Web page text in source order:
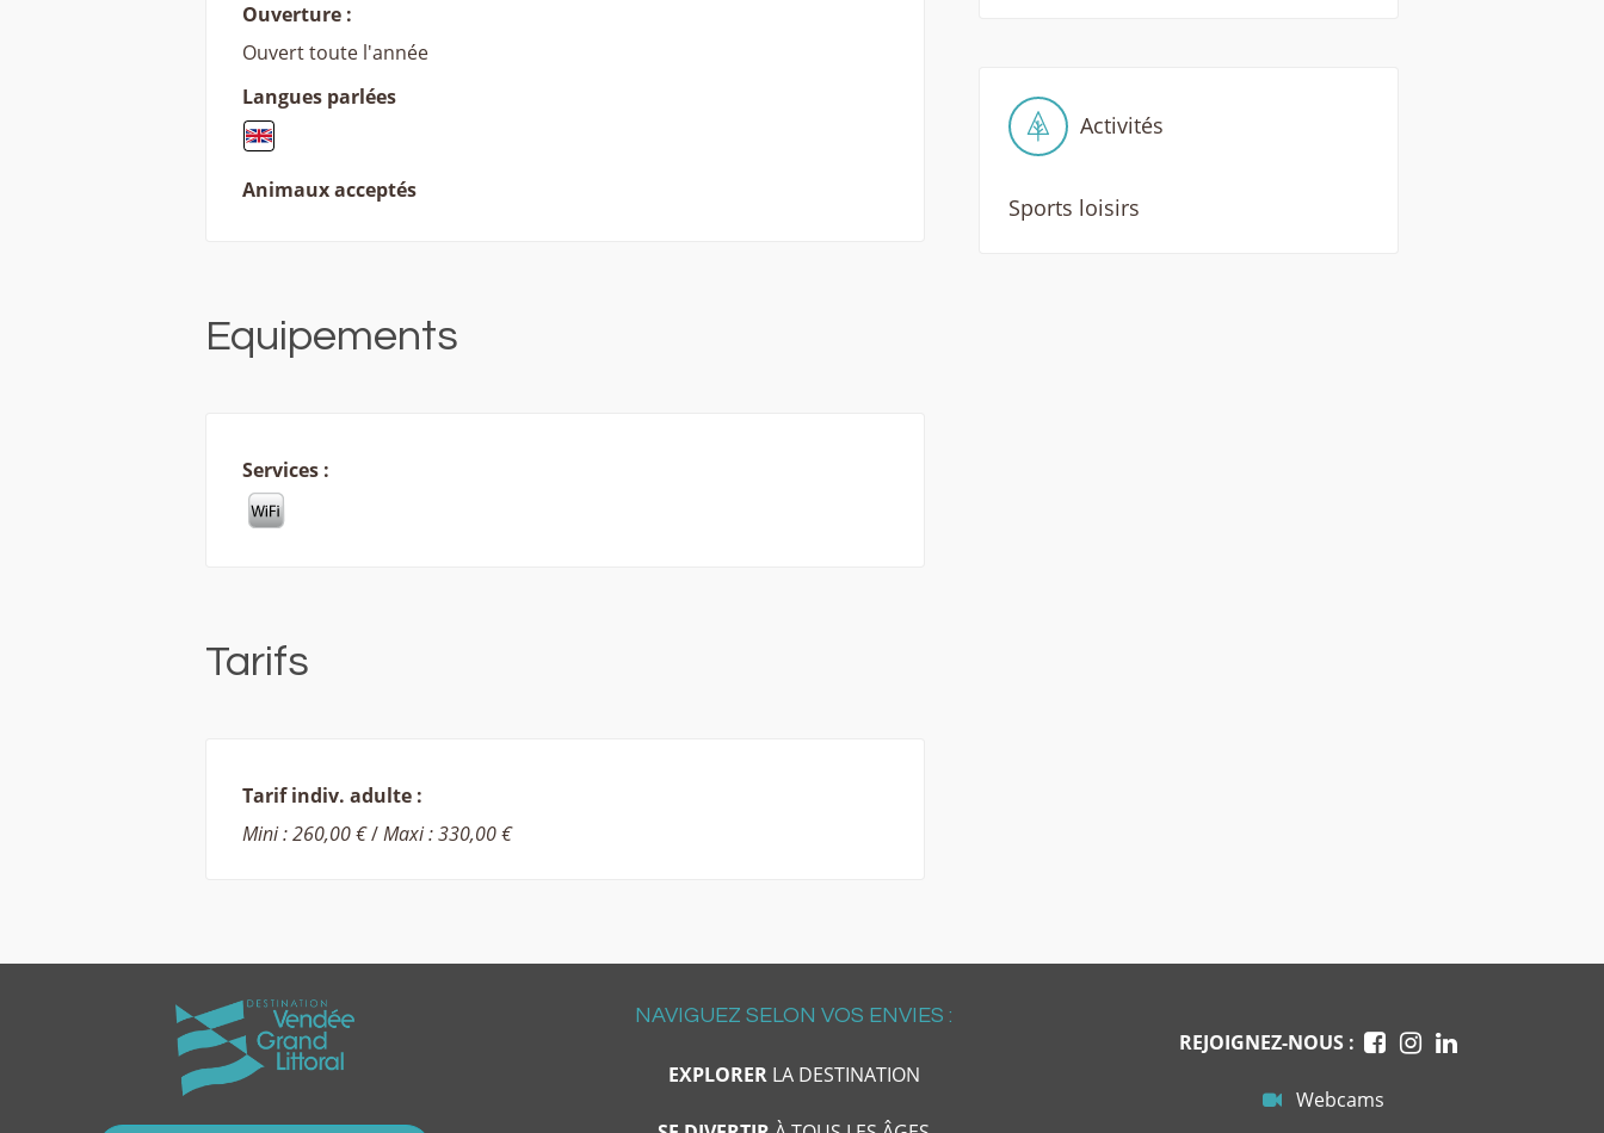
Ouverture :
Ouvert toute l'année
Langues parlées
Animaux acceptés
Equipements
Services :
Tarifs
Tarif indiv. adulte :
Mini : 260,00 €/Maxi : 330,00 €
Activités
Sports loisirs
NAVIGUEZ SELON VOS ENVIES :
EXPLORERLA DESTINATION
REJOIGNEZ-NOUS :
Webcams